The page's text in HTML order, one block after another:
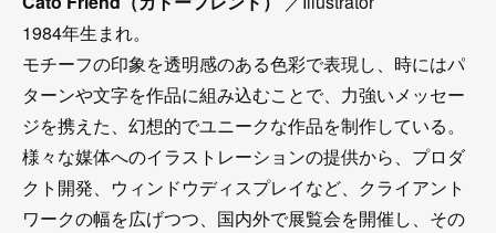
1984年生まれ。
モチーフの印象を透明感のある色彩で表現し、時にはパ
ターンや文字を作品に組み込むことで、力強いメッセー
ジを携えた、幻想的でユニークな作品を制作している。
様々な媒体へのイラストレーションの提供から、プロダ
クト開発、ウィンドウディスプレイなど、クライアント
ワークの幅を広げつつ、国内外で展覧会を開催し、その